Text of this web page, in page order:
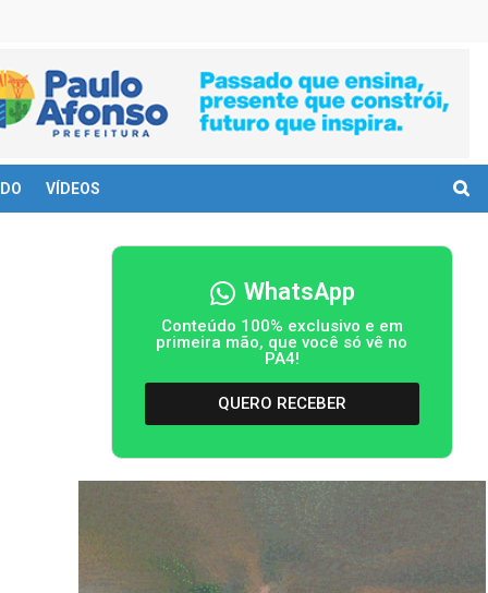
VÍDEOS
WhatsApp
Conteúdo 100% exclusivo e em
primeira mão, que você só vê no
PA4!
QUERO RECEBER